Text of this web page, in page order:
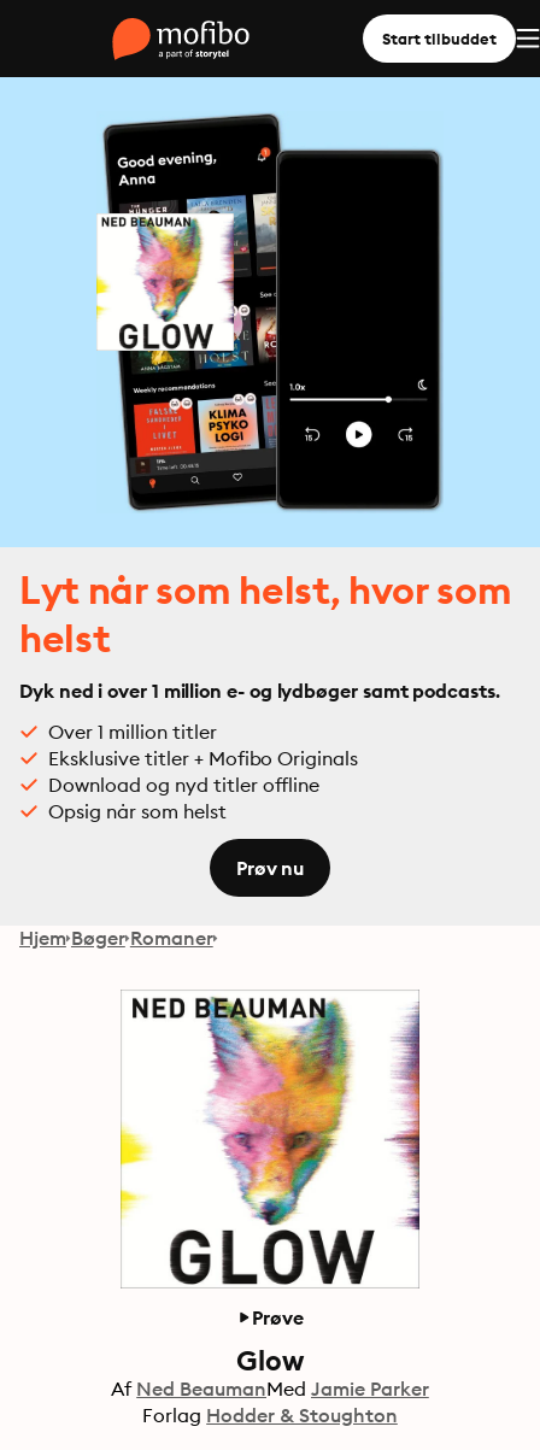
Start tilbuddet
Lyt når som helst, hvor som
helst
Dyk ned i over 1 million e- og lydbøger samt podcasts.
Over 1 million titler
Eksklusive titler + Mofibo Originals
Download og nyd titler offline
Opsig når som helst
Prøv nu
Hjem Bøger Romaner
Prøve
Glow
Af Ned BeaumanMed Jamie Parker
Forlag Hodder & Stoughton